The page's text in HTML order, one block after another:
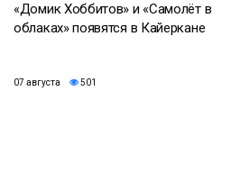
«Домик Хоббитов» и «Самолёт в
облаках» появятся в Кайеркане
07 августа 501